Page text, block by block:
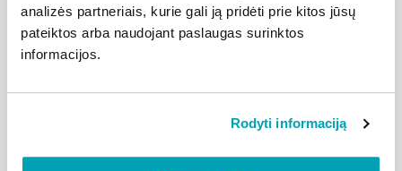
analizės partneriais, kurie gali ją pridėti prie kitos jūsų
pateiktos arba naudojant paslaugas surinktos
informacijos.
Rodyti informaciją
Kada balsavimui neįvykus, gali būti
rengiamas pakartotinis balsavimas?
Kada pakartotinis balsavimas laikomas